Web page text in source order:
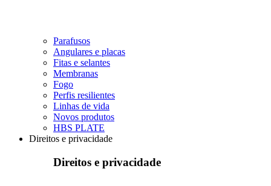
Parafusos
Angulares e placas
Fitas e selantes
Membranas
Fogo
Perfis resilientes
Linhas de vida
Novos produtos
HBS PLATE
Direitos e privacidade
Direitos e privacidade